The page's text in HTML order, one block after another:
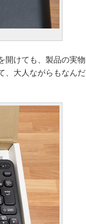
開けても、製品の実物
、大人ながらもなんだ